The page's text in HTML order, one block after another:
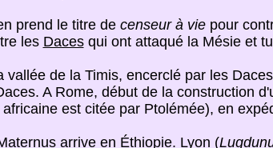
prend le titre de censeur à viepour
les Dacesqui ont attaqué la Mésie et
vallée de la Timis, encerclé par les
A Rome, début de la construction
africaine est citée par Ptolémée), en
arrive en Éthiopie. Lyon (